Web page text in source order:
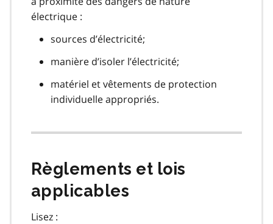
électrique :
sources d’électricité;
manière d’isoler l’électricité;
matériel et vêtements de protection
individuelle appropriés.
Règlements et lois
applicables
Lisez :